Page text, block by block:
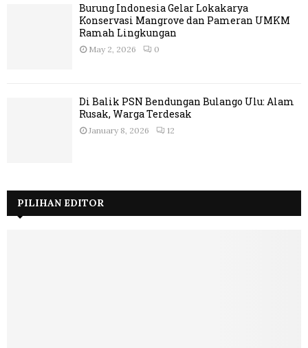
Burung Indonesia Gelar Lokakarya
Konservasi Mangrove dan Pameran UMKM
Ramah Lingkungan
May 2, 2026 0
Di Balik PSN Bendungan Bulango Ulu: Alam
Rusak, Warga Terdesak
January 8, 2026 12
PILIHAN EDITOR